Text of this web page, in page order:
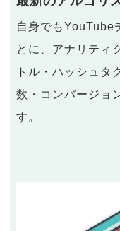
自身でもYouTube
とに、アナリティ
トル・ハッシュタ
数・コンバージョ
す。